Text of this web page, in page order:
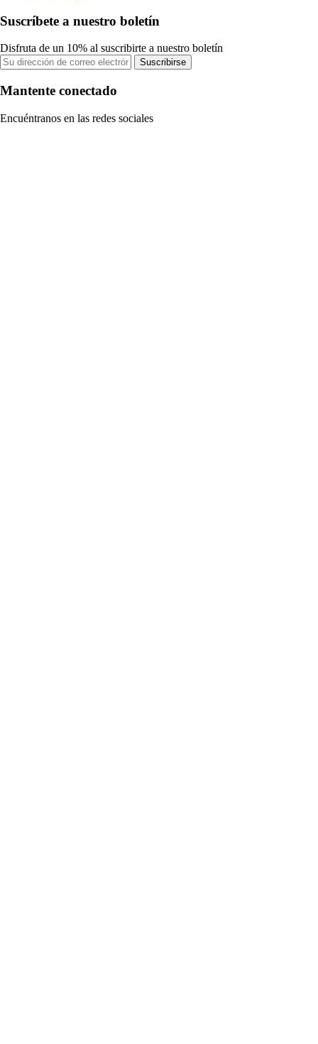
Suscríbete a nuestro boletín
Disfruta de un 10% al suscribirte a nuestro boletín
Suscribirse
Mantente conectado
Encuéntranos en las redes sociales